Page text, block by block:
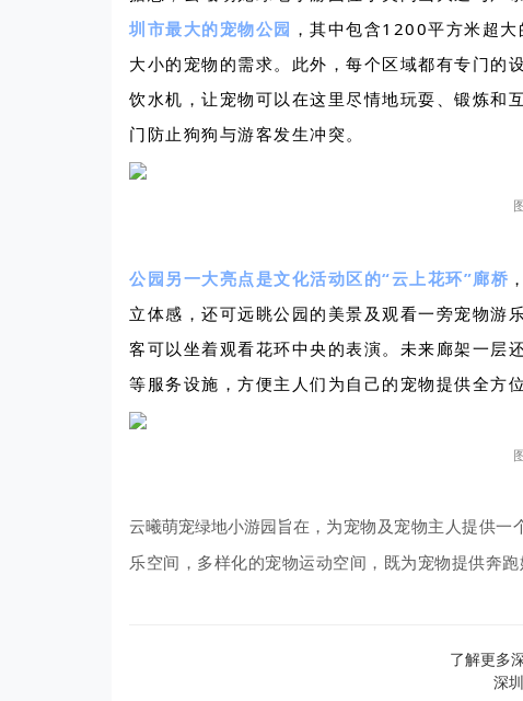
圳市最大的宠物公园 ，其中包含1200平方米超
大小的宠物的需求。此外，每个区域都有专门的
饮水机，让宠物可以在这里尽情地玩耍、锻炼和
门防止狗狗与游客发生冲突。
公园另一大亮点是文化活动区的“云上花环”廊桥
立体感，还可远眺公园的美景及观看一旁宠物游
客可以坐着观看花环中央的表演。未来廊架一层
等服务设施，方便主人们为自己的宠物提供全方
云曦萌宠绿地小游园旨在， 为宠物及宠物主人提供一
乐空间， 多样化的宠物运动空间， 既为宠物提供奔跑
了解更多
深